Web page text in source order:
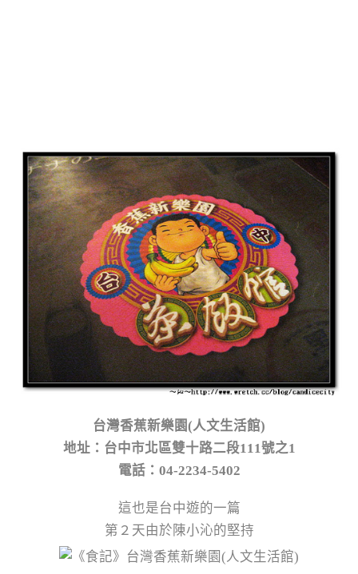
台灣香蕉新樂園(人文生活館)
地址：台中市北區雙十路二段111號之1
電話：04-2234-5402
這也是台中遊的一篇
第２天由於陳小沁的堅持